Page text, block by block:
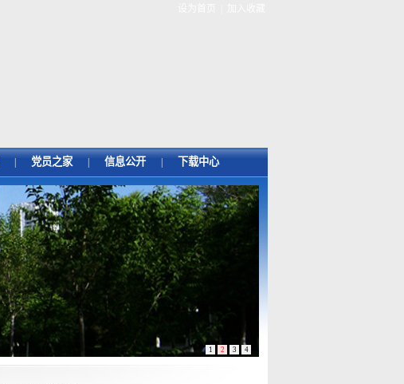
党员之家 信息公开 下载中心
1 2 3 4